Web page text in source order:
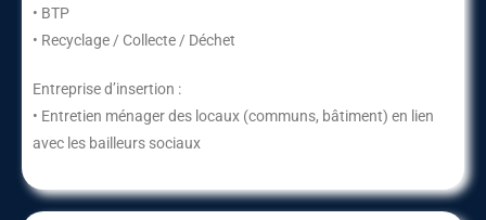
• BTP
• Recyclage / Collecte / Déchet
Entreprise d’insertion :
• Entretien ménager des locaux (communs, bâtiment) en lien
avec les bailleurs sociaux